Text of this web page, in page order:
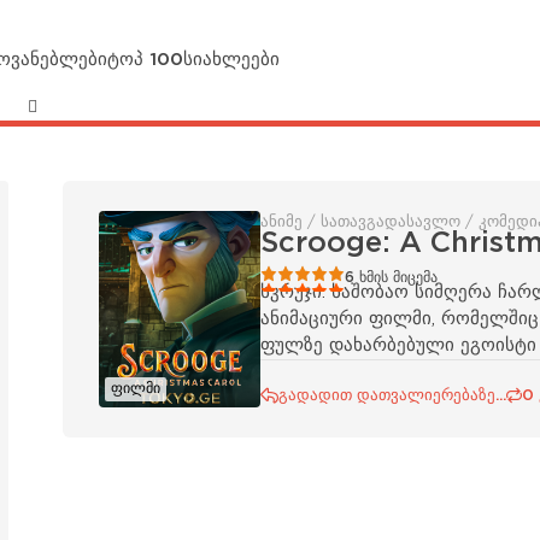
ტოპ 100სიახლეები
ფილმი
ანიმე / სათავგადასავლო /
Scrooge: A
1 2 3 5 6 ხმის მიცემა
სკრუჯი: საშობაო სიმღერა
ანიმაციური ფილმი, რომელშიც
ფულზე დახარბებული
გადადით დათვალიერებაზე... 0